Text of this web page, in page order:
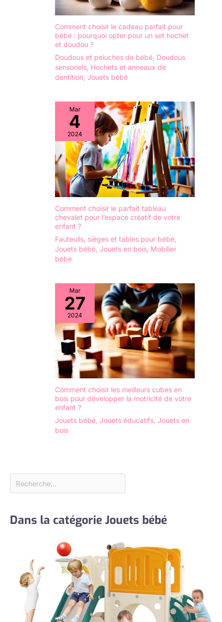
Comment choisir le cadeau parfait pour
bébé : pourquoi opter pour un set hochet
et doudou ?
Doudous et peluches de bébé Doudous
sensoriels Hochets et anneaux de
dentition Jouets bébé
Mar
4
2024
Comment choisir le parfait tableau
chevalet pour l’espace créatif de votre
enfant ?
Fauteuils, sièges et tables pour bébé
Jouets bébé Jouets en bois Mobilier
bébé
Mar
27
2024
Comment choisir les meilleurs cubes en
bois pour développer la motricité de votre
enfant ?
Jouets bébé Jouets éducatifs Jouets en
bois
Dans la catégorie Jouets bébé